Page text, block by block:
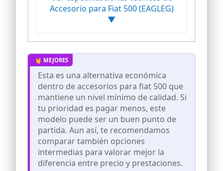
elástico. Hacer que la conducción sea
más cómoda y relajada.
▶ 3. Efectos: Lo más destacado de esta
hombrera del cinturón de seguridad es
su excelente comodidad, que puede
evitar las molestias causadas por la
fricción del cinturón de seguridad.
▶ 4. FÁCIL DE USAR: No se requieren
herramientas adicionales. Simplemente
envuélvalos alrededor de la correa del
cinturón de seguridad, una vez que
ajuste el cinturón, puede deslizarlo a la
posición que mejor le quede.
▶ 5. SERVICIO EXCELENTE: Contáctenos si
tiene alguna pregunta, lo ayudaremos a
resolver el problema dentro de las 24
horas.
Accesorio para Fiat 500 (EAGLEG)
▼
Esta es una alternativa económica
dentro de accesorios para fiat 500 que
mantiene un nivel mínimo de calidad. Si
tu prioridad es pagar menos, este
modelo puede ser un buen punto de
partida. Aun así, te recomendamos
comparar también opciones
intermedias para valorar mejor la
diferencia entre precio y prestaciones.